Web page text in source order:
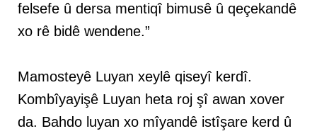
felsefe û dersa mentiqî bimusê û qeçekandê
xo rê bidê wendene.”
Mamosteyê Luyan xeylê qiseyî kerdî.
Kombîyayişê Luyan heta roj şî awan xover
da. Bahdo luyan xo mîyandê istîşare kerd û